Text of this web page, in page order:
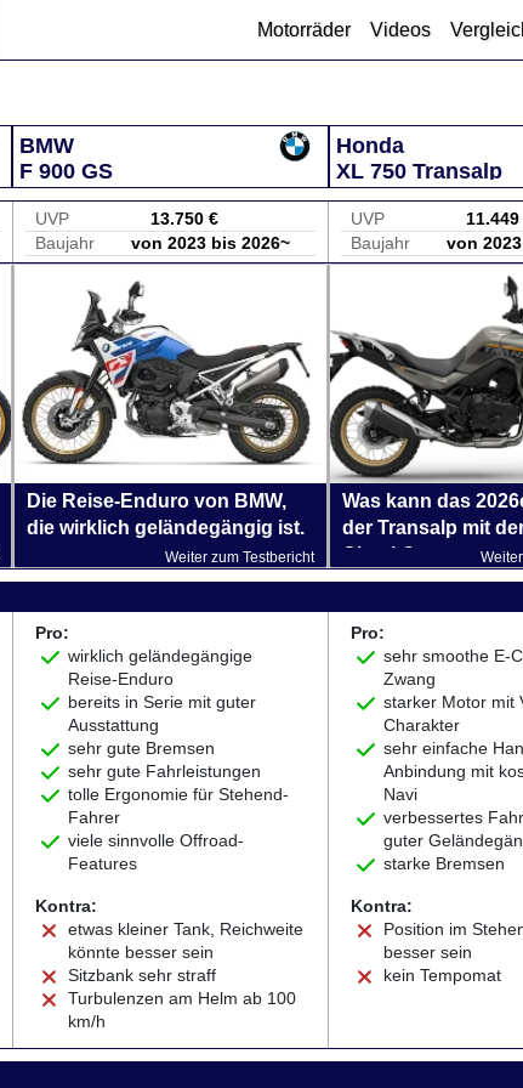
Motorräder Videos
BMW
F 900 GS
Honda
XL 750 Transalp
UVP
13.750 €
Baujahr
von 2023 bis 2026~
UVP
11.449
Baujahr
von
Die Reise-Enduro von BMW,
die wirklich geländegängig ist.
Weiter zum Testbericht
Was kann das
der Transalp mit
Clutch?
Pro:
wirklich geländegängige
Reise-Enduro
bereits in Serie mit guter
Ausstattung
sehr gute Bremsen
sehr gute Fahrleistungen
tolle Ergonomie für Stehend-
Fahrer
viele sinnvolle Offroad-
Features
Kontra:
etwas kleiner Tank, Reichweite
könnte besser sein
Sitzbank sehr straff
Turbulenzen am Helm ab 100
km/h
Pro:
sehr smoothe E-
Zwang
starker Motor mit
Charakter
sehr einfache
Anbindung mit
Navi
verbessertes
guter
starke Bremsen
Kontra:
Position im
besser sein
kein Tempomat